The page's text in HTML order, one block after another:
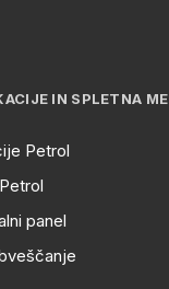
IN SPLETNA
Petrol
panel